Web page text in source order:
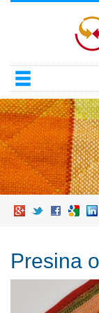
Presina